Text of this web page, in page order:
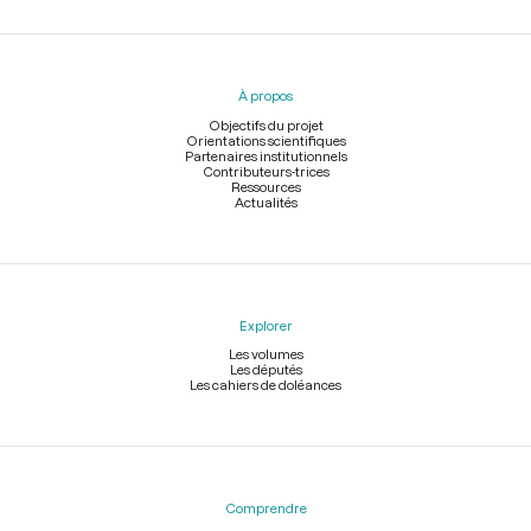
Menu
À propos
Objectifs du projet
Orientations scientifiques
Partenaires institutionnels
Contributeurs-trices
Ressources
Actualités
Explorer
Les volumes
Les députés
Les cahiers de doléances
Comprendre